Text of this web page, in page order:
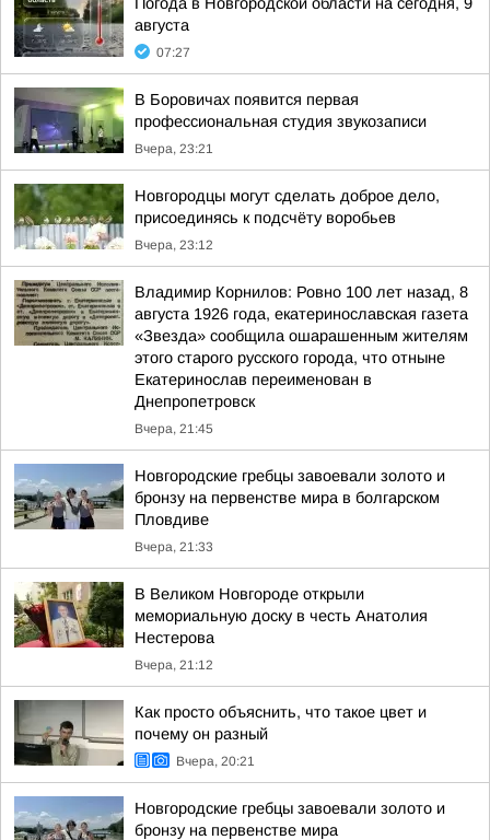
августа
07:27
В Боровичах появится первая
профессиональная студия звукозаписи
Вчера, 23:21
Новгородцы могут сделать доброе дело,
присоединясь к подсчёту воробьев
Вчера, 23:12
Владимир Корнилов: Ровно 100 лет назад, 8
августа 1926 года, екатеринославская газета
«Звезда» сообщила ошарашенным жителям
этого старого русского города, что отныне
Екатеринослав переименован в
Днепропетровск
Вчера, 21:45
Новгородские гребцы завоевали золото и
бронзу на первенстве мира в болгарском
Пловдиве
Вчера, 21:33
В Великом Новгороде открыли
мемориальную доску в честь Анатолия
Нестерова
Вчера, 21:12
Как просто объяснить, что такое цвет и
почему он разный
Вчера, 20:21
Новгородские гребцы завоевали золото и
бронзу на первенстве мира